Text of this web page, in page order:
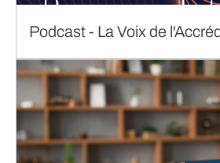
Podcast - La Voix de